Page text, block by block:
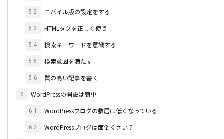
5.2 モバイル版の設定をする
5.3 HTMLタグを正しく使う
5.4 検索キーワードを意識する
5.5 検索意図を満たす
5.6 質の高い記事を書く
6 WordPressの開設は簡単
6.1 WordPressブログの敷居は低くなっている
6.2 WordPressブログは面倒くさい？